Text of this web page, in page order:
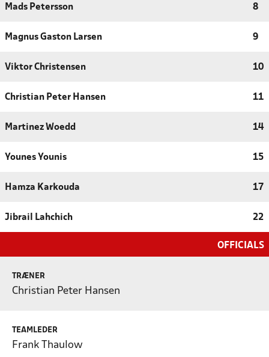
Mads Petersson 8
Magnus Gaston Larsen 9
Viktor Christensen 10
Christian Peter Hansen 11
Martinez Woedd 14
Younes Younis 15
Hamza Karkouda 17
Jibrail Lahchich 22
OFFICIALS
TRÆNER
Christian Peter Hansen
TEAMLEDER
Frank Thaulow